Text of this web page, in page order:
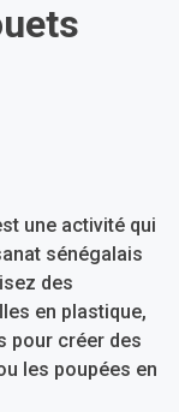
une activité qui
sénégalais
des
en plastique,
pour créer des
les poupées en